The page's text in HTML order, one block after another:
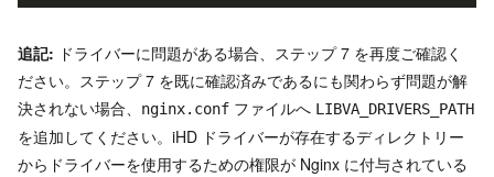
追記: ドライバーに問題がある場合、ステップ 7 を再度ご確認く
ださい。ステップ 7 を既に確認済みであるにも関わらず問題が解
決されない場合、
nginx.conf ファイルへ LIBVA_DRIVERS_PATH
を追加してください。iHD ドライバーが存在するディレクトリー
からドライバーを使用するための権限が Nginx に付与されている